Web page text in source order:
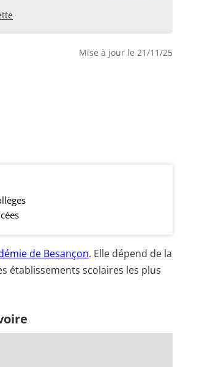
Mise à jour le 21/11/25
de Besançon. Elle dépend de la
établissements scolaires les plus